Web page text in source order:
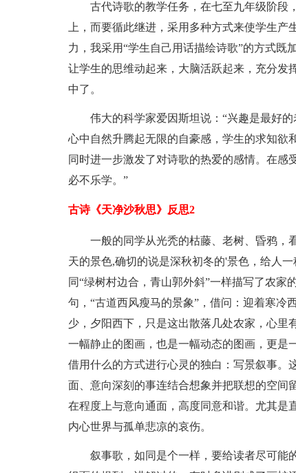
古代诗歌的教学任务，在七至九年级阶段
上，而要循此继进，采用多种方式来使学生
力，我采用“学生自己用话描绘诗歌”的方式既
让学生的思维动起来，大脑活跃起来，充分发
中了。
伟大的科学家爱因斯坦说：“兴趣是最好
心中自然升腾起无限的自豪感，学生的求知欲
同时进一步激发了对诗歌的热爱的感情。在感
必不乐学。”
古诗《天净沙秋思》反思2
一般的同学从光秃的枯藤、老树、昏鸦，
天的景色,确切的说是深秋初冬的'景色，给人
同“绿树村边合，青山郭外斜”一样描写了农
句，“古道西风瘦马的景象”，借问：迎着寒冷
少，夕阳西下，只是这出散落几处农家，心里
一幅静止的图画，也是一幅动态的图画，更是
借用什么的方式进行心灵的独白：写景叙事。
面、意向深刻的事连结合想象并把联想的空间
在程度上与意向通面，高度同意和谐。尤其是
内心世界与孤单悲凉的哀伤。
叙事歌，如同是个一样，要给读者尽可能